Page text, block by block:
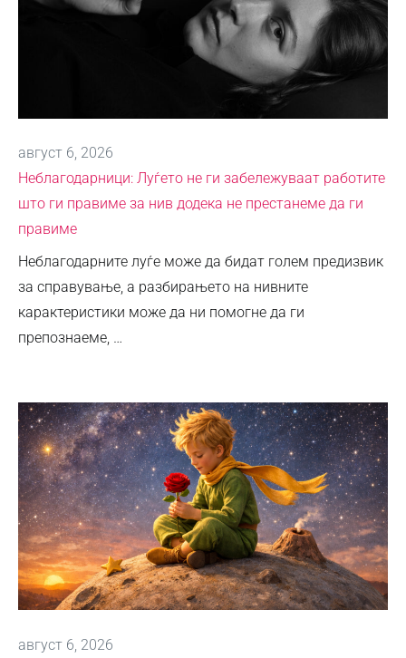
август 6, 2026
Неблагодарници: Луѓето не ги забележуваат работите
што ги правиме за нив додека не престанеме да ги
правиме
Неблагодарните луѓе може да бидат голем предизвик
за справување, а разбирањето на нивните
карактеристики може да ни помогне да ги
препознаеме, …
август 6, 2026